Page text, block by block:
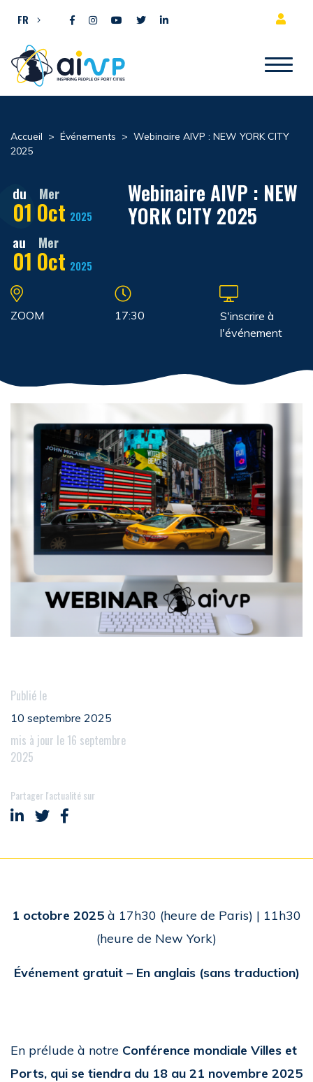
FR
Accueil > Événements > Webinaire AIVP : NEW YORK CITY
2025
du Mer
01 Oct 2025
au Mer
01 Oct 2025
Webinaire AIVP : NEW
YORK CITY 2025
ZOOM 17:30
S'inscrire à
l'événement
Publié le
10 septembre 2025
mis à jour le 16 septembre
2025
Partager l'actualité sur
Partager sur LinkedIn
Partager sur Twitter
Partager sur Facebook
1 octobre 2025 à 17h30 (heure de Paris) | 11h30
(heure de New York)
Événement gratuit – En anglais (sans traduction)
En prélude à notre Conférence mondiale Villes et
Ports, qui se tiendra du 18 au 21 novembre 2025